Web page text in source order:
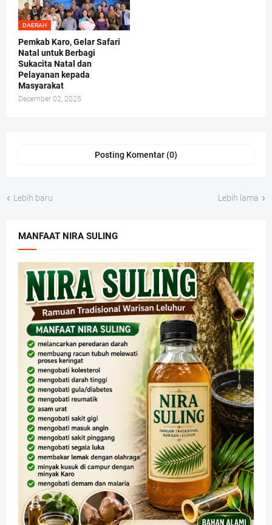
DAERAH
Pemkab Karo, Gelar Safari
Natal untuk Berbagi
Sukacita Natal dan
Pelayanan kepada
Masyarakat
December 02, 2025
Posting Komentar (0)
Lebih baru Lebih lama
MANFAAT NIRA SULING